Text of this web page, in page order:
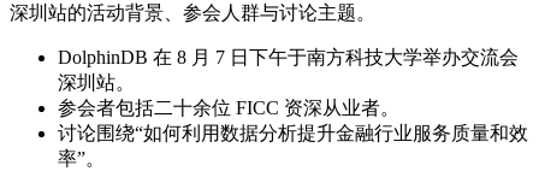
深圳站的活动背景、参会人群与讨论主题。
DolphinDB 在 8 月 7 日下午于南方科技大学举办交流会
深圳站。
参会者包括二十余位 FICC 资深从业者。
讨论围绕“如何利用数据分析提升金融行业服务质量和效
率”。